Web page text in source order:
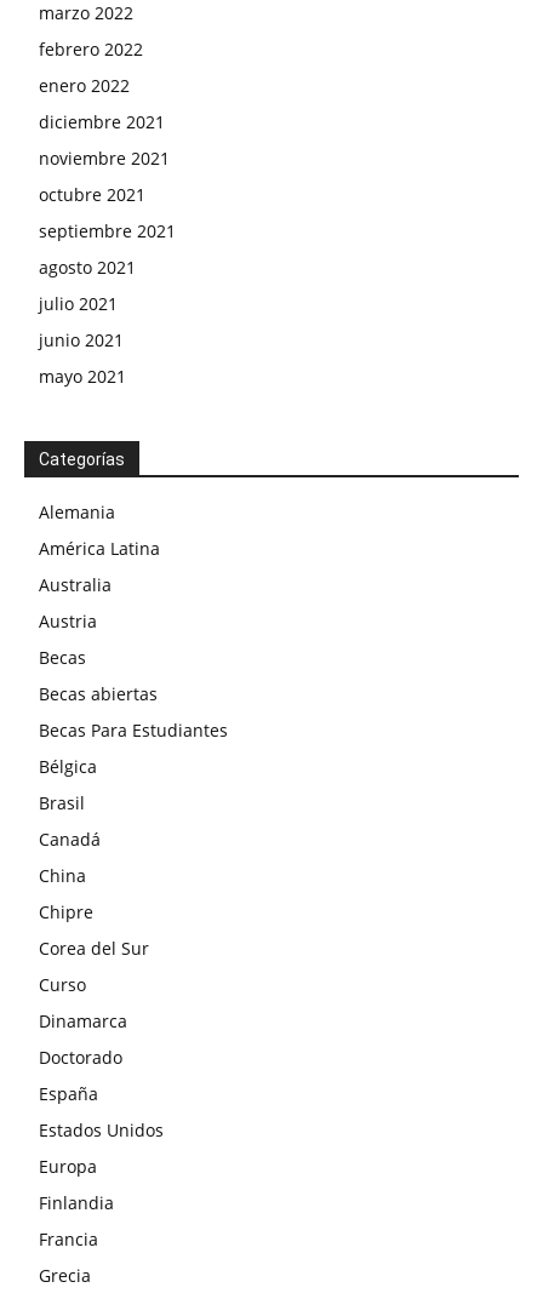
marzo 2022
febrero 2022
enero 2022
diciembre 2021
noviembre 2021
octubre 2021
septiembre 2021
agosto 2021
julio 2021
junio 2021
mayo 2021
Categorías
Alemania
América Latina
Australia
Austria
Becas
Becas abiertas
Becas Para Estudiantes
Bélgica
Brasil
Canadá
China
Chipre
Corea del Sur
Curso
Dinamarca
Doctorado
España
Estados Unidos
Europa
Finlandia
Francia
Grecia